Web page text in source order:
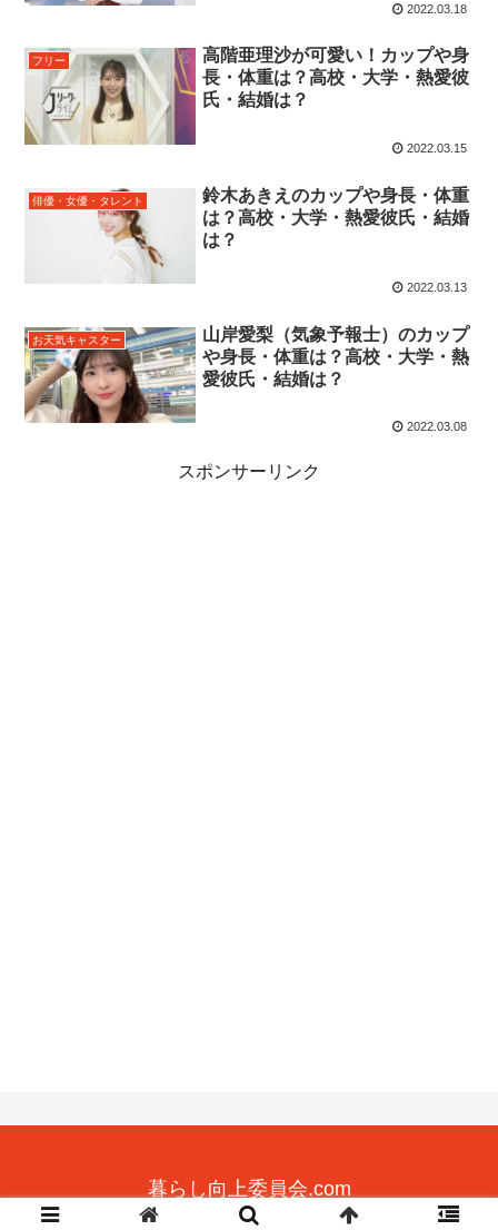
2022.03.18
フリー
高階亜理沙が可愛い！カップや身
長・体重は？高校・大学・熱愛彼
氏・結婚は？
2022.03.15
俳優・女優・タレント
鈴木あきえのカップや身長・体重
は？高校・大学・熱愛彼氏・結婚
は？
2022.03.13
お天気キャスター
山岸愛梨（気象予報士）のカップ
や身長・体重は？高校・大学・熱
愛彼氏・結婚は？
2022.03.08
スポンサーリンク
暮らし向上委員会.com
© 2019 暮らし向上委員会.com.